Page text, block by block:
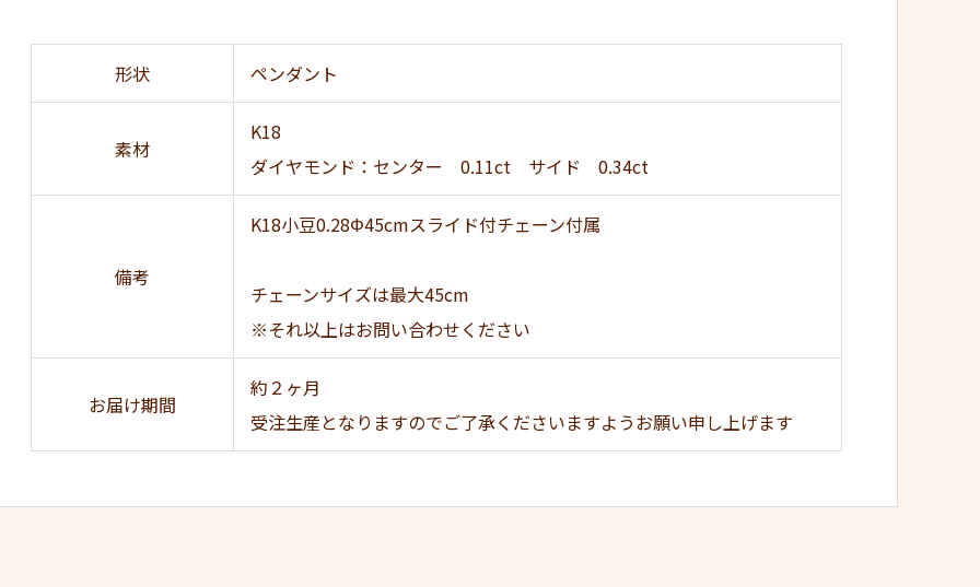
形状 ペンダント
素材
K18
ダイヤモンド：センター 0.11ct サイド 0.34ct
備考
K18小豆0.28Φ45cmスライド付チェーン付属
チェーンサイズは最大45cm
※それ以上はお問い合わせください
お届け期間
約２ヶ月
受注生産となりますのでご了承くださいますようお願い申し上げます